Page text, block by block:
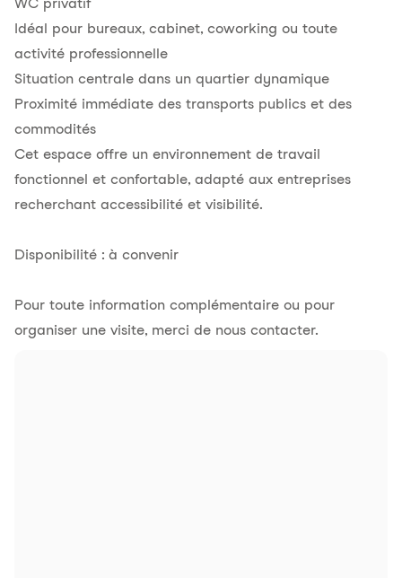
Idéal pour bureaux, cabinet, coworking ou toute
activité professionnelle
Situation centrale dans un quartier dynamique
Proximité immédiate des transports publics et des
commodités
Cet espace offre un environnement de travail
fonctionnel et confortable, adapté aux entreprises
recherchant accessibilité et visibilité.
Disponibilité : à convenir
Pour toute information complémentaire ou pour
organiser une visite, merci de nous contacter.